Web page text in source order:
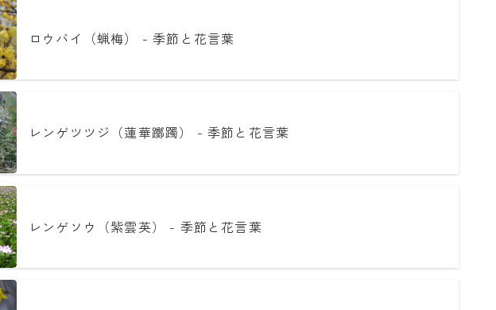
ロウバイ（蝋梅） - 季節と花言葉
レンゲツツジ（蓮華躑躅） - 季節と花言葉
レンゲソウ（紫雲英） - 季節と花言葉